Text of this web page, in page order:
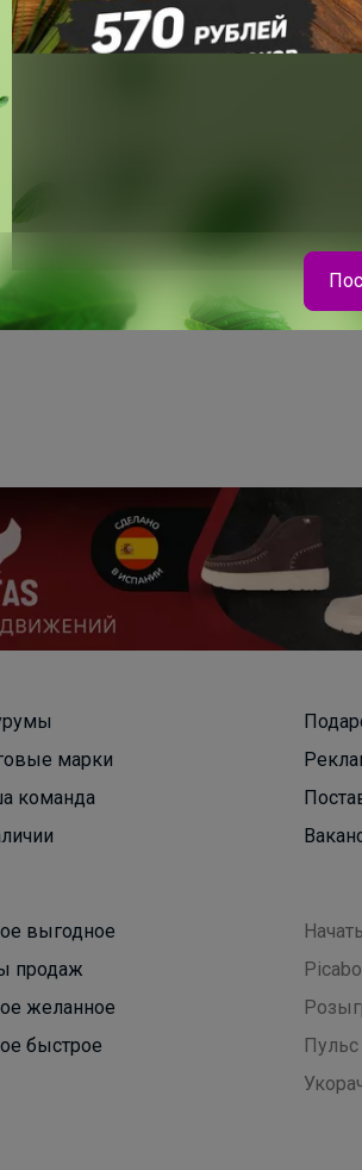
1
марки
команда
выгодное
продаж
желанное
быстрое
Брюнетка
Утепленный жилет это то, что
холодных сентябрьских дней